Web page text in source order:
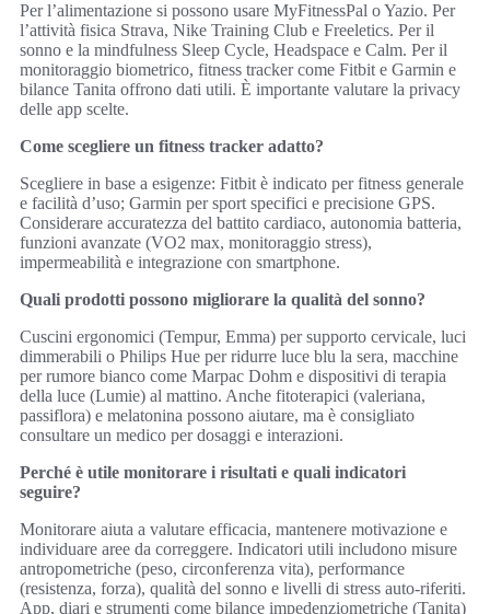
Per l’alimentazione si possono usare MyFitnessPal o Yazio. Per
l’attività fisica Strava, Nike Training Club e Freeletics. Per il
sonno e la mindfulness Sleep Cycle, Headspace e Calm. Per il
monitoraggio biometrico, fitness tracker come Fitbit e Garmin e
bilance Tanita offrono dati utili. È importante valutare la privacy
delle app scelte.
Come scegliere un fitness tracker adatto?
Scegliere in base a esigenze: Fitbit è indicato per fitness generale
e facilità d’uso; Garmin per sport specifici e precisione GPS.
Considerare accuratezza del battito cardiaco, autonomia batteria,
funzioni avanzate (VO2 max, monitoraggio stress),
impermeabilità e integrazione con smartphone.
Quali prodotti possono migliorare la qualità del sonno?
Cuscini ergonomici (Tempur, Emma) per supporto cervicale, luci
dimmerabili o Philips Hue per ridurre luce blu la sera, macchine
per rumore bianco come Marpac Dohm e dispositivi di terapia
della luce (Lumie) al mattino. Anche fitoterapici (valeriana,
passiflora) e melatonina possono aiutare, ma è consigliato
consultare un medico per dosaggi e interazioni.
Perché è utile monitorare i risultati e quali indicatori
seguire?
Monitorare aiuta a valutare efficacia, mantenere motivazione e
individuare aree da correggere. Indicatori utili includono misure
antropometriche (peso, circonferenza vita), performance
(resistenza, forza), qualità del sonno e livelli di stress auto‑riferiti.
App, diari e strumenti come bilance impedenziometriche (Tanita)